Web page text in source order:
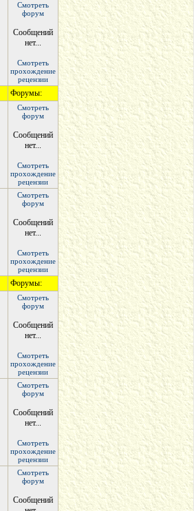
Смотреть
форум
Сообщений
нет...
Смотреть
прохождение
рецензии
Форумы:
Смотреть
форум
Сообщений
нет...
Смотреть
прохождение
рецензии
Смотреть
форум
Сообщений
нет...
Смотреть
прохождение
рецензии
Форумы:
Смотреть
форум
Сообщений
нет...
Смотреть
прохождение
рецензии
Смотреть
форум
Сообщений
нет...
Смотреть
прохождение
рецензии
Смотреть
форум
Сообщений